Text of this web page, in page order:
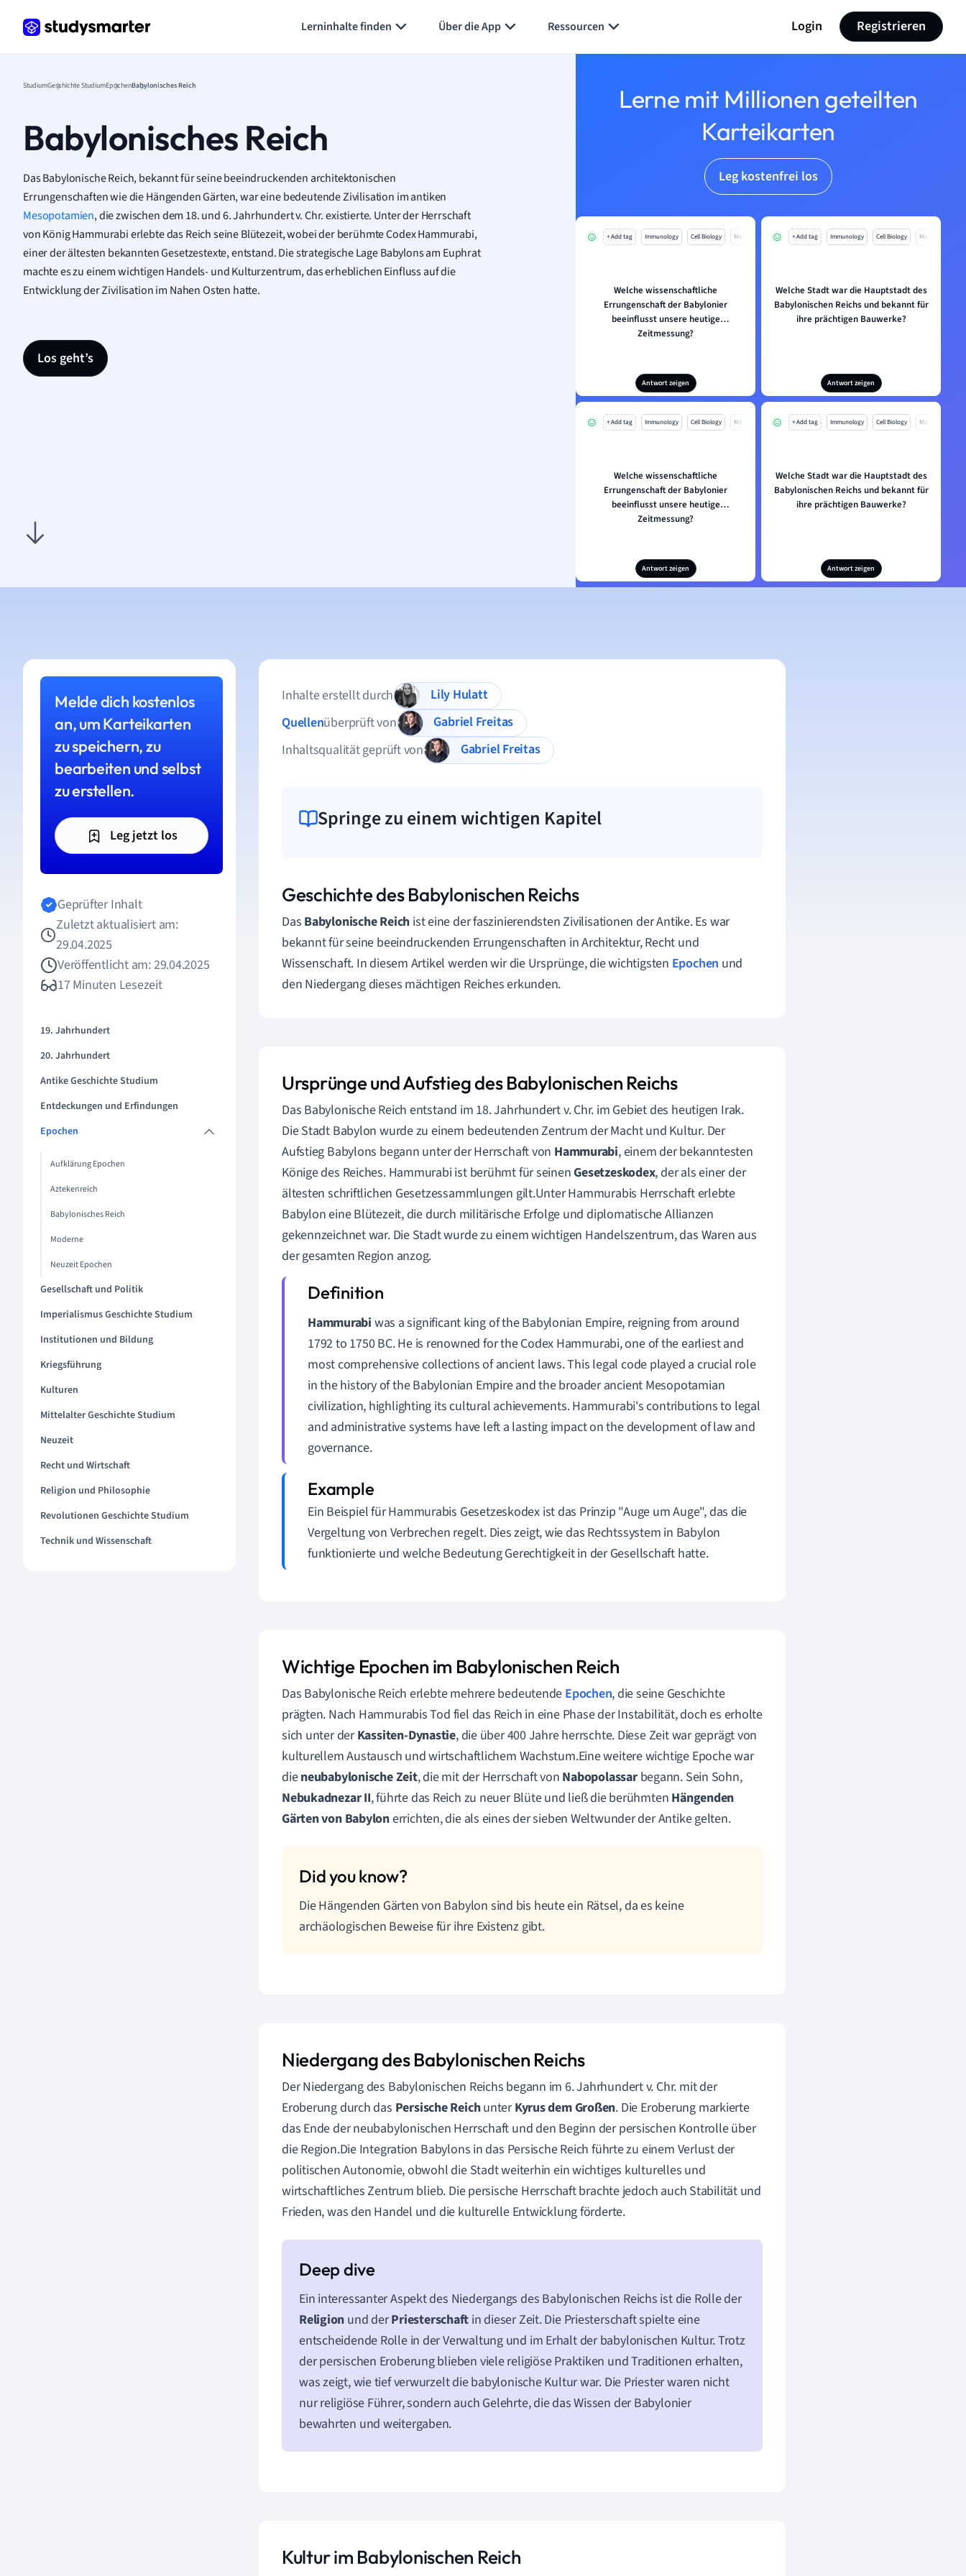
Lerninhalte finden Über die App Ressourcen Login Registrieren
StudiumGeschichte StudiumEpochenBabylonisches Reich
Babylonisches Reich
Das Babylonische Reich, bekannt für seine beeindruckenden architektonischen
Errungenschaften wie die Hängenden Gärten, war eine bedeutende Zivilisation im antiken
Mesopotamien, die zwischen dem 18. und 6. Jahrhundert v. Chr. existierte. Unter der Herrschaft
von König Hammurabi erlebte das Reich seine Blütezeit, wobei der berühmte Codex Hammurabi,
einer der ältesten bekannten Gesetzestexte, entstand. Die strategische Lage Babylons am Euphrat
machte es zu einem wichtigen Handels- und Kulturzentrum, das erheblichen Einfluss auf die
Entwicklung der Zivilisation im Nahen Osten hatte.
Los geht’s
Lerne mit Millionen geteilten
Karteikarten
Leg kostenfrei los
+ Add tag Immunology Cell Biology Mo
Welche wissenschaftliche
Errungenschaft der Babylonier
beeinflusst unsere heutige
Zeitmessung?
Antwort zeigen
+ Add tag Immunology Cell Biology Mo
Welche Stadt war die Hauptstadt des
Babylonischen Reichs und bekannt für
ihre prächtigen Bauwerke?
Antwort zeigen
+ Add tag Immunology Cell Biology Mo
Welche wissenschaftliche
Errungenschaft der Babylonier
beeinflusst unsere heutige
Zeitmessung?
Antwort zeigen
+ Add tag Immunology Cell Biology Mo
Welche Stadt war die Hauptstadt des
Babylonischen Reichs und bekannt für
ihre prächtigen Bauwerke?
Antwort zeigen
Melde dich kostenlos
an, um Karteikarten
zu speichern, zu
bearbeiten und selbst
zu erstellen.
Leg jetzt los
Geprüfter Inhalt
Zuletzt aktualisiert am:
29.04.2025
Veröffentlicht am: 29.04.2025
17 Minuten Lesezeit
19. Jahrhundert
20. Jahrhundert
Antike Geschichte Studium
Entdeckungen und Erfindungen
Epochen
Aufklärung Epochen
Aztekenreich
Babylonisches Reich
Moderne
Neuzeit Epochen
Gesellschaft und Politik
Imperialismus Geschichte Studium
Institutionen und Bildung
Kriegsführung
Kulturen
Mittelalter Geschichte Studium
Neuzeit
Recht und Wirtschaft
Religion und Philosophie
Revolutionen Geschichte Studium
Technik und Wissenschaft
Inhalte erstellt durch
Lily Hulatt
Quellenüberprüft von
Gabriel Freitas
Inhaltsqualität geprüft von
Gabriel Freitas
Springe zu einem wichtigen Kapitel
Geschichte des Babylonischen Reichs
Das Babylonische Reich ist eine der faszinierendsten Zivilisationen der Antike. Es war
bekannt für seine beeindruckenden Errungenschaften in Architektur, Recht und
Wissenschaft. In diesem Artikel werden wir die Ursprünge, die wichtigsten Epochen und
den Niedergang dieses mächtigen Reiches erkunden.
Ursprünge und Aufstieg des Babylonischen Reichs
Das Babylonische Reich entstand im 18. Jahrhundert v. Chr. im Gebiet des heutigen Irak.
Die Stadt Babylon wurde zu einem bedeutenden Zentrum der Macht und Kultur. Der
Aufstieg Babylons begann unter der Herrschaft von Hammurabi, einem der bekanntesten
Könige des Reiches. Hammurabi ist berühmt für seinenGesetzeskodex, der als einer der
ältesten schriftlichen Gesetzessammlungen gilt.Unter Hammurabis Herrschaft erlebte
Babylon eine Blütezeit, die durch militärische Erfolge und diplomatische Allianzen
gekennzeichnet war. Die Stadt wurde zu einem wichtigen Handelszentrum, das Waren aus
der gesamten Region anzog.
Hammurabi was a significant king of the Babylonian Empire, reigning from around
1792 to 1750 BC. He is renowned for the Codex Hammurabi, one of the earliest and
most comprehensive collections of ancient laws. This legal code played a crucial role
in the history of the Babylonian Empire and the broader ancient Mesopotamian
civilization, highlighting its cultural achievements. Hammurabi's contributions to legal
and administrative systems have left a lasting impact on the development of law and
governance.
Ein Beispiel für Hammurabis Gesetzeskodex ist das Prinzip "Auge um Auge", das die
Vergeltung von Verbrechen regelt. Dies zeigt, wie das Rechtssystem in Babylon
funktionierte und welche Bedeutung Gerechtigkeit in der Gesellschaft hatte.
Wichtige Epochen im Babylonischen Reich
Das Babylonische Reich erlebte mehrere bedeutende Epochen, die seine Geschichte
prägten. Nach Hammurabis Tod fiel das Reich in eine Phase der Instabilität, doch es erholte
sich unter derKassiten-Dynastie, die über 400 Jahre herrschte. Diese Zeit war geprägt von
kulturellem Austausch und wirtschaftlichem Wachstum.Eine weitere wichtige Epoche war
dieneubabylonische Zeit, die mit der Herrschaft von Nabopolassarbegann. Sein Sohn,
Nebukadnezar II, führte das Reich zu neuer Blüte und ließ die berühmten Hängenden
Gärten von Babylonerrichten, die als eines der sieben Weltwunder der Antike gelten.
Die Hängenden Gärten von Babylon sind bis heute ein Rätsel, da es keine
archäologischen Beweise für ihre Existenz gibt.
Niedergang des Babylonischen Reichs
Der Niedergang des Babylonischen Reichs begann im 6. Jahrhundert v. Chr. mit der
Eroberung durch das Persische ReichunterKyrus dem Großen. Die Eroberung markierte
das Ende der neubabylonischen Herrschaft und den Beginn der persischen Kontrolle über
die Region.Die Integration Babylons in das Persische Reich führte zu einem Verlust der
politischen Autonomie, obwohl die Stadt weiterhin ein wichtiges kulturelles und
wirtschaftliches Zentrum blieb. Die persische Herrschaft brachte jedoch auch Stabilität und
Frieden, was den Handel und die kulturelle Entwicklung förderte.
Ein interessanter Aspekt des Niedergangs des Babylonischen Reichs ist die Rolle der
Religion und derPriesterschaft in dieser Zeit. Die Priesterschaft spielte eine
entscheidende Rolle in der Verwaltung und im Erhalt der babylonischen Kultur. Trotz
der persischen Eroberung blieben viele religiöse Praktiken und Traditionen erhalten,
was zeigt, wie tief verwurzelt die babylonische Kultur war. Die Priester waren nicht
nur religiöse Führer, sondern auch Gelehrte, die das Wissen der Babylonier
bewahrten und weitergaben.
Kultur im Babylonischen Reich